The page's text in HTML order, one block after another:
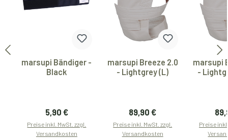
marsupi Bändiger -
Black
Regulärer Preis:
5,90 €
Preise inkl. MwSt. zzgl.
Versandkosten
marsupi Breeze 2.0
- Lightgrey (L)
Regulärer Preis:
89,90 €
Preise inkl. MwSt. zzgl.
Versandkosten
marsupi
-
Preise